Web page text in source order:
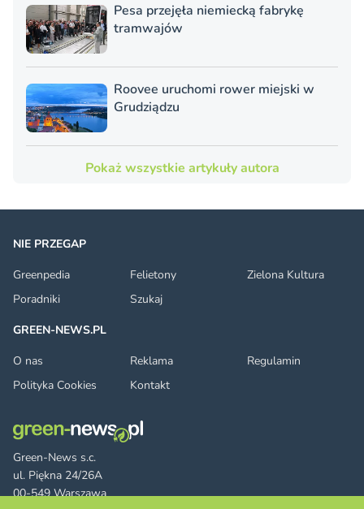
Pesa przejęła niemiecką fabrykę
tramwajów
Roovee uruchomi rower miejski w
Grudziądzu
Pokaż wszystkie artykuły autora
Green-News s.c.
ul. Piękna 24/26A
00-549 Warszawa
NIE PRZEGAP
Greenpedia
Felietony
Zielona Kultura
Poradniki
Szukaj
GREEN-NEWS.PL
O nas
Reklama
Regulamin
Polityka Cookies
Kontakt